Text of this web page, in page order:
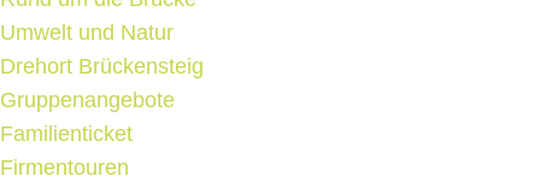
Umwelt und Natur
Drehort Brückensteig
Gruppenangebote
Familienticket
Firmentouren